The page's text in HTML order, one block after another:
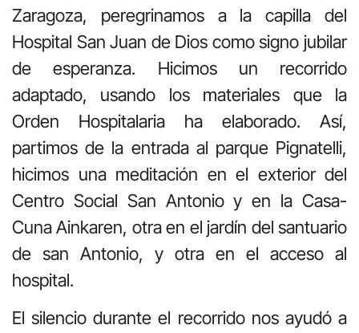
Zaragoza, peregrinamos a la capilla del
Hospital San Juan de Dios como signo jubilar
de esperanza. Hicimos un recorrido
adaptado, usando los materiales que la
Orden Hospitalaria ha elaborado. Así,
partimos de la entrada al parque Pignatelli,
hicimos una meditación en el exterior del
Centro Social San Antonio y en la Casa-
Cuna Ainkaren, otra en el jardín del santuario
de san Antonio, y otra en el acceso al
hospital.
El silencio durante el recorrido nos ayudó a